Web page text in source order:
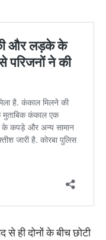
से ही दोनों के बीच छोटी